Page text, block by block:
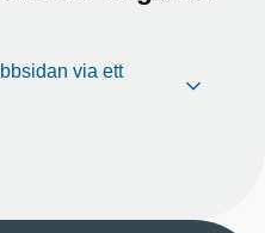
via ett